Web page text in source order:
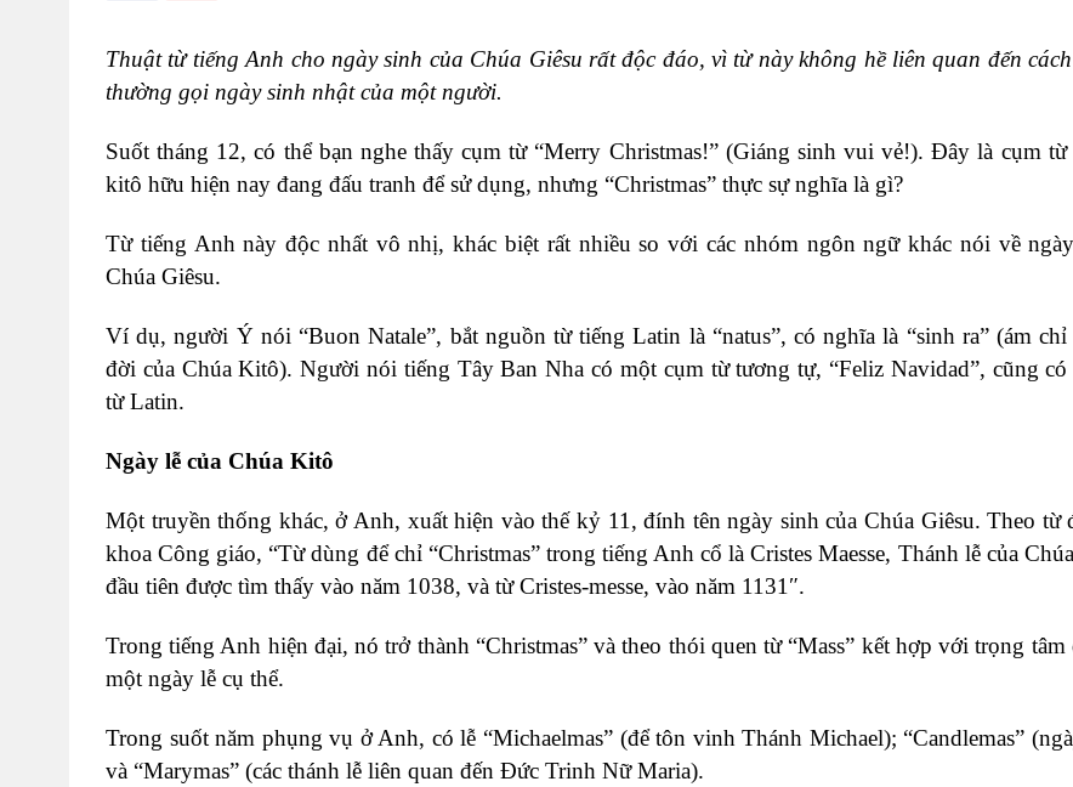
Thuật từ tiếng Anh cho ngày sinh của Chúa Giêsu rất độc đáo, vì từ này không hề liên quan đến
thường gọi ngày sinh nhật của một người.
Suốt tháng 12, có thể bạn nghe thấy cụm từ “Merry Christmas!” (Giáng sinh vui vẻ!). Đây là cụm từ
kitô hữu hiện nay đang đấu tranh để sử dụng, nhưng “Christmas” thực sự nghĩa là gì?
Từ tiếng Anh này độc nhất vô nhị, khác biệt rất nhiều so với các nhóm ngôn ngữ khác nói về
Chúa Giêsu.
Ví dụ, người Ý nói “Buon Natale”, bắt nguồn từ tiếng Latin là “natus”, có nghĩa là “sinh ra” (ám chỉ
đời của Chúa Kitô). Người nói tiếng Tây Ban Nha có một cụm từ tương tự, “Feliz Navidad”, cũng có
từ Latin.
Ngày lễ của Chúa Kitô
Một truyền thống khác, ở Anh, xuất hiện vào thế kỷ 11, đính tên ngày sinh của Chúa Giêsu. Theo từ
khoa Công giáo, “Từ dùng để chỉ “Christmas” trong tiếng Anh cổ là Cristes Maesse, Thánh lễ của
đầu tiên được tìm thấy vào năm 1038, và từ Cristes-messe, vào năm 1131″.
Trong tiếng Anh hiện đại, nó trở thành “Christmas” và theo thói quen từ “Mass” kết hợp với trọng tâm
một ngày lễ cụ thể.
Trong suốt năm phụng vụ ở Anh, có lễ “Michaelmas” (để tôn vinh Thánh Michael); “Candlemas”
và “Marymas” (các thánh lễ liên quan đến Đức Trinh Nữ Maria).